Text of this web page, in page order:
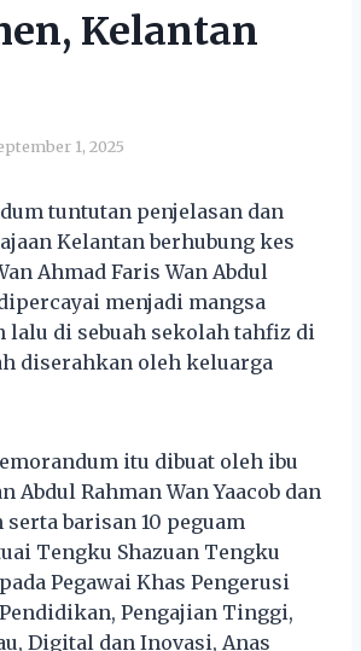
Kelantan
1, 2025
tuntutan penjelasan dan
Kelantan berhubung kes
Ahmad Faris Wan Abdul
menjadi mangsa
lalu di sebuah sekolah tahfiz di
diserahkan oleh keluarga
itu dibuat oleh ibu
Abdul Rahman Wan Yaacob dan
barisan 10 peguam
Tengku Shazuan Tengku
Pegawai Khas Pengerusi
Pengajian Tinggi,
Digital dan Inovasi, Anas